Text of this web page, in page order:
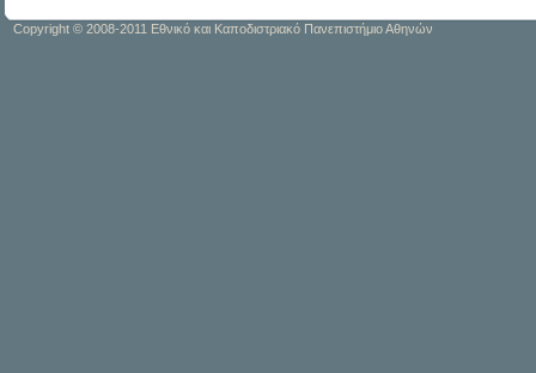
Copyright © 2008-2011 Εθνικό και Καποδιστριακό Πανεπιστήμιο Αθηνών